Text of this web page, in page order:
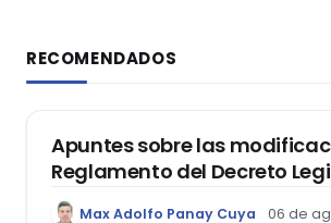
RECOMENDADOS
DERECHO REGISTRAL
Apuntes sobre las
Reglamento del Decreto
1400, que aprueba el
Max Adolfo Panay Cuya 06 de